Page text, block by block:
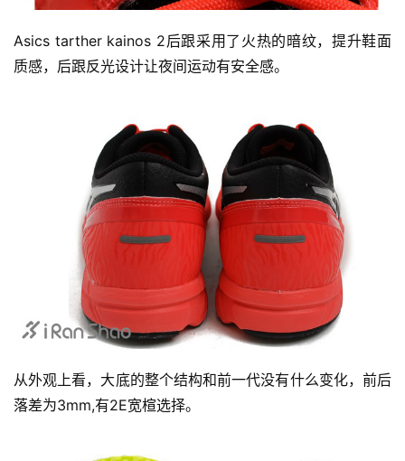
户
精
选
Asics tarther kainos 2后跟采用了火热的暗纹，提升鞋面
质感，后跟反光设计让夜间运动有安全感。
从外观上看，大底的整个结构和前一代没有什么变化，前后
落差为3mm,有2E宽楦选择。